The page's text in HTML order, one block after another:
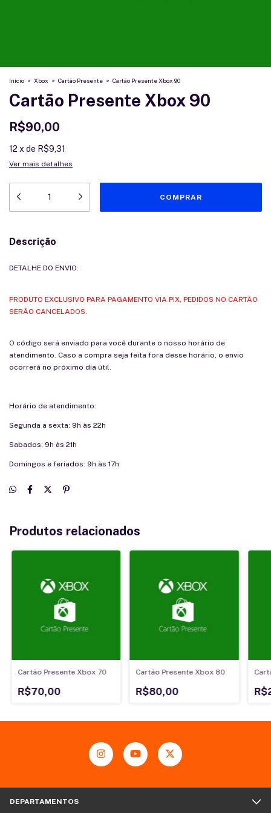
Início > Xbox > Cartão Presente > Cartão Presente Xbox 90
Cartão Presente Xbox 90
R$90,00
12 x de R$9,31
Ver mais detalhes
Descrição
DETALHE DO ENVIO:
PRODUTO EXCLUSIVO PARA PAGAMENTO VIA PIX, PEDIDOS NO CARTÃO
SERÃO CANCELADOS.
O código será enviado para você durante o nosso horário de
atendimento. Caso a compra seja feita fora desse horário, o envio
ocorrerá no próximo dia útil.
Horário de atendimento:
Segunda a sexta: 9h às 22h
Sabados: 9h às 21h
Domingos e feriados: 9h às 17h
Produtos relacionados
Cartão Presente Xbox 70
R$70,00
Cartão Presente Xbox 80
R$80,00
DEPARTAMENTOS